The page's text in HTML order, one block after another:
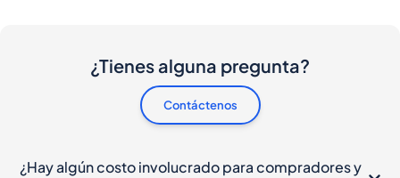
¿Tienes alguna pregunta?
Contáctenos
¿Hay algún costo involucrado para compradores y